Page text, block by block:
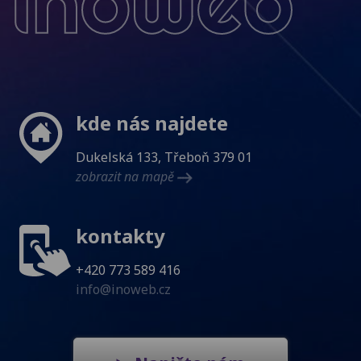
kde nás najdete
Dukelská 133, Třeboň 379 01
zobrazit na mapě
kontakty
+420 773 589 416
info@inoweb.cz